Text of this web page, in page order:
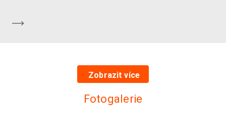
Zobrazit více
Fotogalerie